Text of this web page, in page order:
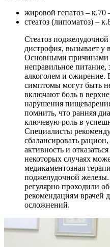
жировой гепатоз –
стеатоз (липоматоз) –
Стеатоз
дистрофия, вызывает у
Основными причинами
неправильное питание,
алкоголем и ожирение.
симптомы могут быть
включают боль в
нарушения
помнить, что ранняя
ключевую роль в
Специалисты
сбалансировать
активность и
некоторых случаях
медикаментозная
поджелудочной
регулярно проходили
рекомендациям врачей
осложнений.